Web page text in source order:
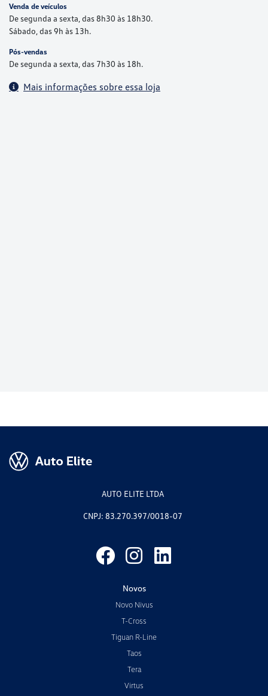
Venda de veículos
De segunda a sexta, das 8h30 às 18h30.
Sábado, das 9h às 13h.
Pós-vendas
De segunda a sexta, das 7h30 às 18h.
Mais informações sobre essa loja
AUTO ELITE LTDA
CNPJ: 83.270.397/0018-07
Novos
Novo Nivus
T-Cross
Tiguan R-Line
Taos
Tera
Virtus